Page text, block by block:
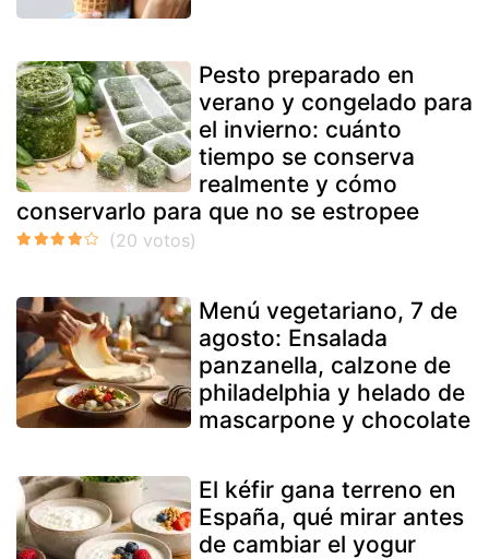
Pesto preparado en
verano y congelado para
el invierno: cuánto
tiempo se conserva
realmente y cómo
conservarlo para que no se estropee
Menú vegetariano, 7 de
agosto: Ensalada
panzanella, calzone de
philadelphia y helado de
mascarpone y chocolate
El kéfir gana terreno en
España, qué mirar antes
de cambiar el yogur